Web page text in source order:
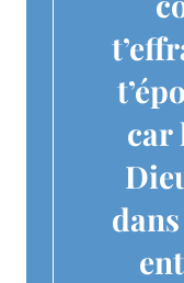
car